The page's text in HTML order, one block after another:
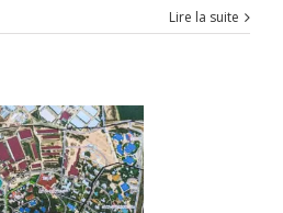
Lire la suite